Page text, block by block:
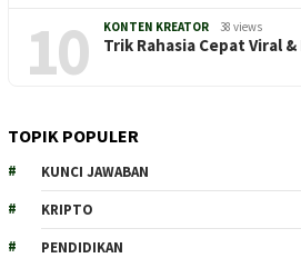
10 KONTEN KREATOR 38 views
Trik Rahasia Cepat Viral
TOPIK POPULER
KUNCI JAWABAN
KRIPTO
PENDIDIKAN